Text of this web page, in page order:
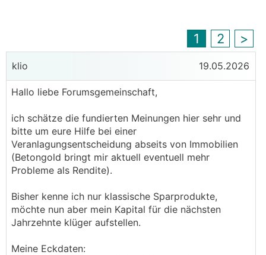
1 2 >
klio 19.05.2026
Hallo liebe Forumsgemeinschaft,
ich schätze die fundierten Meinungen hier sehr und
bitte um eure Hilfe bei einer
Veranlagungsentscheidung abseits von Immobilien
(Betongold bringt mir aktuell eventuell mehr
Probleme als Rendite).
Bisher kenne ich nur klassische Sparprodukte,
möchte nun aber mein Kapital für die nächsten
Jahrzehnte klüger aufstellen.
Meine Eckdaten: